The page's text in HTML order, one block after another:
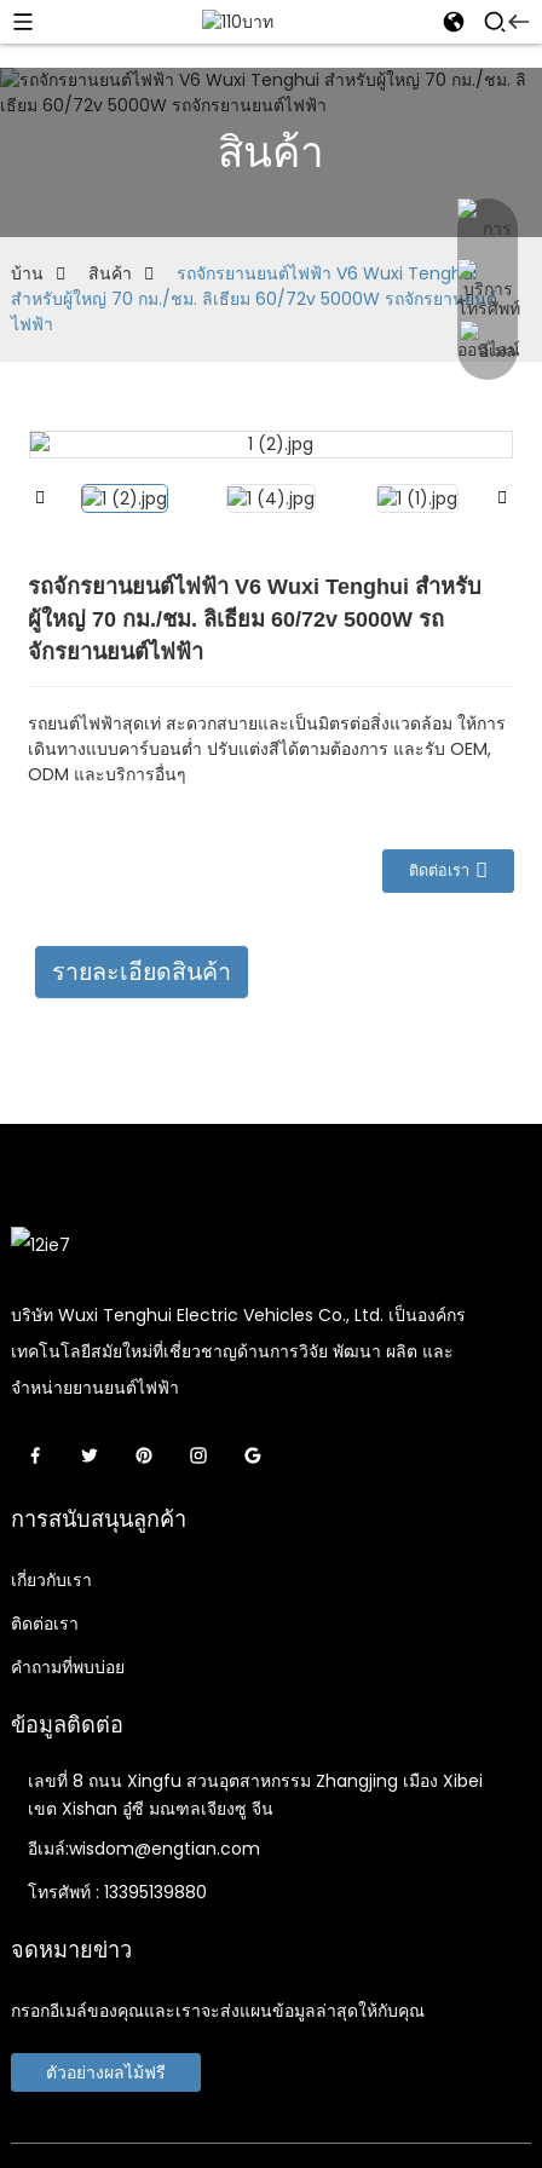
สินค้า
บ้าน สินค้า
รถจักรยานยนต์ไฟฟ้า V6 Wuxi Tenghui
สำหรับผู้ใหญ่ 70 กม./ชม. ลิเธียม 60/72v 5000W รถจักรยานยนต์
ไฟฟ้า
รถจักรยานยนต์ไฟฟ้า V6 Wuxi Tenghui สำหรับ
ผู้ใหญ่ 70 กม./ชม. ลิเธียม 60/72v 5000W รถ
จักรยานยนต์ไฟฟ้า
รถยนต์ไฟฟ้าสุดเท่ สะดวกสบายและเป็นมิตรต่อสิ่งแวดล้อม ให้การ
เดินทางแบบคาร์บอนต่ำ ปรับแต่งสีได้ตามต้องการ และรับ OEM,
ODM และบริการอื่นๆ
ติดต่อเรา
รายละเอียดสินค้า
บริษัท Wuxi Tenghui Electric Vehicles Co., Ltd. เป็นองค์กร
เทคโนโลยีสมัยใหม่ที่เชี่ยวชาญด้านการวิจัย พัฒนา ผลิต และ
จำหน่ายยานยนต์ไฟฟ้า
การสนับสนุนลูกค้า
เกี่ยวกับเรา
ติดต่อเรา
คำถามที่พบบ่อย
ข้อมูลติดต่อ
เลขที่ 8 ถนน Xingfu สวนอุตสาหกรรม Zhangjing เมือง Xibei
เขต Xishan อู๋ซี มณฑลเจียงซู จีน
อีเมล์:wisdom@engtian.com
โทรศัพท์ : 13395139880
จดหมายข่าว
กรอกอีเมล์ของคุณและเราจะส่งแผนข้อมูลล่าสุดให้กับคุณ
ตัวอย่างผลไม้ฟรี